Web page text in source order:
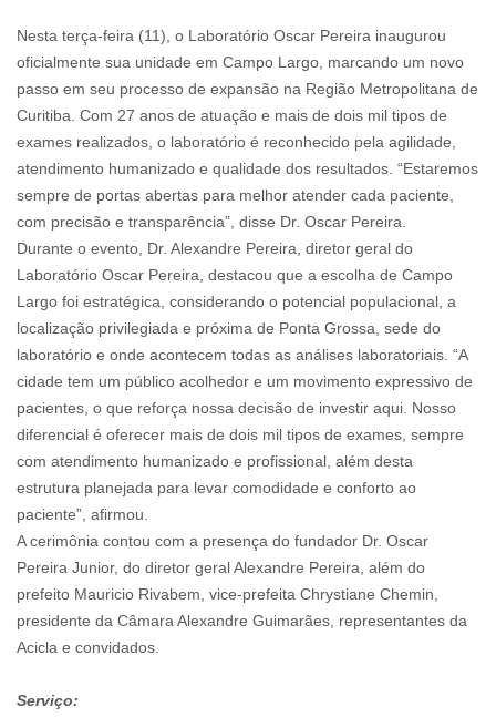
Nesta terça-feira (11), o Laboratório Oscar Pereira inaugurou
oficialmente sua unidade em Campo Largo, marcando um novo
passo em seu processo de expansão na Região Metropolitana de
Curitiba. Com 27 anos de atuação e mais de dois mil tipos de
exames realizados, o laboratório é reconhecido pela agilidade,
atendimento humanizado e qualidade dos resultados. “Estaremos
sempre de portas abertas para melhor atender cada paciente,
com precisão e transparência”, disse Dr. Oscar Pereira.
Durante o evento, Dr. Alexandre Pereira, diretor geral do
Laboratório Oscar Pereira, destacou que a escolha de Campo
Largo foi estratégica, considerando o potencial populacional, a
localização privilegiada e próxima de Ponta Grossa, sede do
laboratório e onde acontecem todas as análises laboratoriais. “A
cidade tem um público acolhedor e um movimento expressivo de
pacientes, o que reforça nossa decisão de investir aqui. Nosso
diferencial é oferecer mais de dois mil tipos de exames, sempre
com atendimento humanizado e profissional, além desta
estrutura planejada para levar comodidade e conforto ao
paciente”, afirmou.
A cerimônia contou com a presença do fundador Dr. Oscar
Pereira Junior, do diretor geral Alexandre Pereira, além do
prefeito Mauricio Rivabem, vice-prefeita Chrystiane Chemin,
presidente da Câmara Alexandre Guimarães, representantes da
Acicla e convidados.
Serviço: